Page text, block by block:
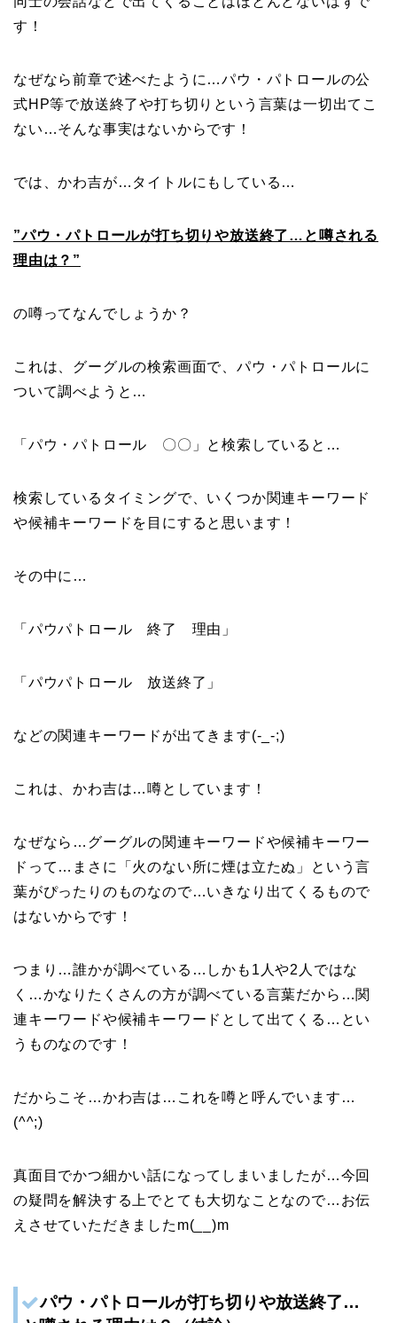
す！
なぜなら前章で述べたように…パウ・パトロールの公
式HP等で放送終了や打ち切りという言葉は一切出てこ
ない…そんな事実はないからです！
では、かわ吉が…タイトルにもしている…
”パウ・パトロールが打ち切りや放送終了…と噂される
理由は？”
の噂ってなんでしょうか？
これは、グーグルの検索画面で、パウ・パトロールに
ついて調べようと…
「パウ・パトロール 〇〇」と検索していると…
検索しているタイミングで、いくつか関連キーワード
や候補キーワードを目にすると思います！
その中に…
「パウパトロール 終了 理由」
「パウパトロール 放送終了」
などの関連キーワードが出てきます(-_-;)
これは、かわ吉は…噂としています！
なぜなら…グーグルの関連キーワードや候補キーワー
ドって…まさに「火のない所に煙は立たぬ」という言
葉がぴったりのものなので…いきなり出てくるもので
はないからです！
つまり…誰かが調べている…しかも1人や2人ではな
く…かなりたくさんの方が調べている言葉だから…関
連キーワードや候補キーワードとして出てくる…とい
うものなのです！
だからこそ…かわ吉は…これを噂と呼んでいます…
(^^;)
真面目でかつ細かい話になってしまいましたが…今回
の疑問を解決する上でとても大切なことなので…お伝
えさせていただきましたm(__)m
パウ・パトロールが打ち切りや放送終了…